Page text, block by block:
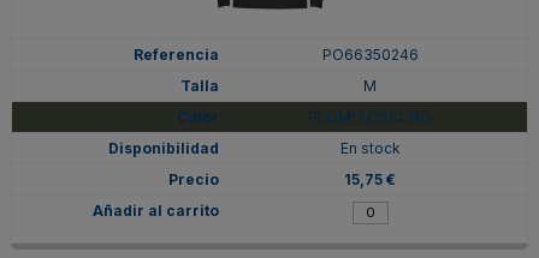
PO66350246
M
PLOMO OSCURO
En stock
15,75 €